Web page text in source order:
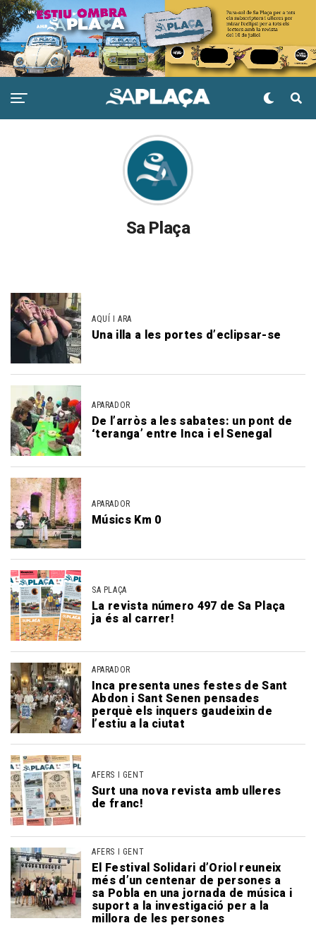
Sa Plaça
AQUÍ I ARA
Una illa a les portes d’eclipsar-se
APARADOR
De l’arròs a les sabates: un pont de
‘teranga’ entre Inca i el Senegal
APARADOR
Músics Km 0
SA PLAÇA
La revista número 497 de Sa Plaça
ja és al carrer!
APARADOR
Inca presenta unes festes de Sant
Abdon i Sant Senen pensades
perquè els inquers gaudeixin de
l’estiu a la ciutat
AFERS I GENT
Surt una nova revista amb ulleres
de franc!
AFERS I GENT
El Festival Solidari d’Oriol reuneix
més d’un centenar de persones a
sa Pobla en una jornada de música i
suport a la investigació per a la
millora de les persones